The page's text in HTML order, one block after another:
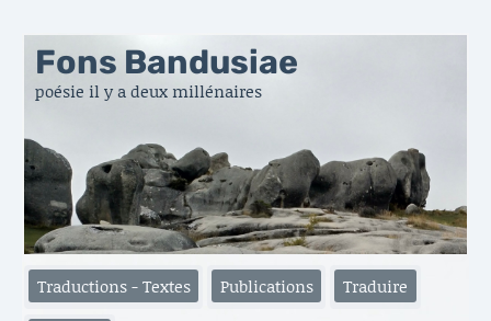
Fons Bandusiae
poésie il y a deux millénaires
Traductions - Textes Publications Traduire